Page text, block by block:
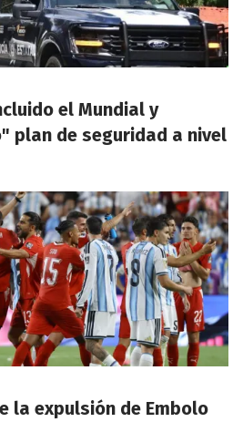
el Mundial y
plan de seguridad a nivel
la expulsión de Embolo